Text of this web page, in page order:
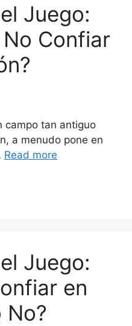
Juego:
Confiar
campo tan antiguo
a menudo pone en
Read more
Juego:
en
No?